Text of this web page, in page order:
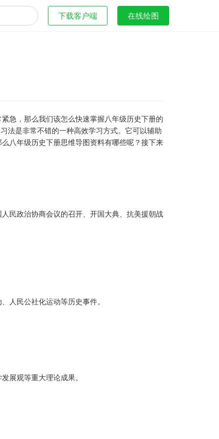
下载客户端 在线绘图
急，那么我们该怎么快速掌握八年级历史下册的
法是非常不错的一种高效学习方式。它可以辅助
八年级历史下册思维导图资料有哪些呢？接下来
民政治协商会议的召开、开国大典、抗美援朝战
人民公社化运动等历史事件。
展观等重大理论成果。